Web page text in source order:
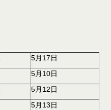
5月17日
5月10日
5月12日
5月13日